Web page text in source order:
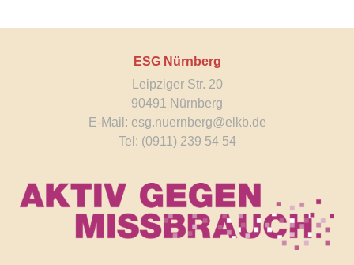
ESG Nürnberg
Leipziger Str. 20
90491 Nürnberg
E-Mail: esg.nuernberg@elkb.de
Tel: (0911) 239 54 54